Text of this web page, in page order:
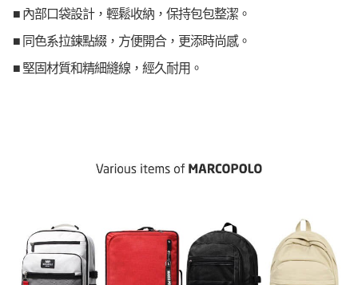
■ 內部口袋設計，輕鬆收納，保持包包整潔。
■ 同色系拉鍊點綴，方便開合，更添時尚感。
■ 堅固材質和精細縫線，經久耐用。